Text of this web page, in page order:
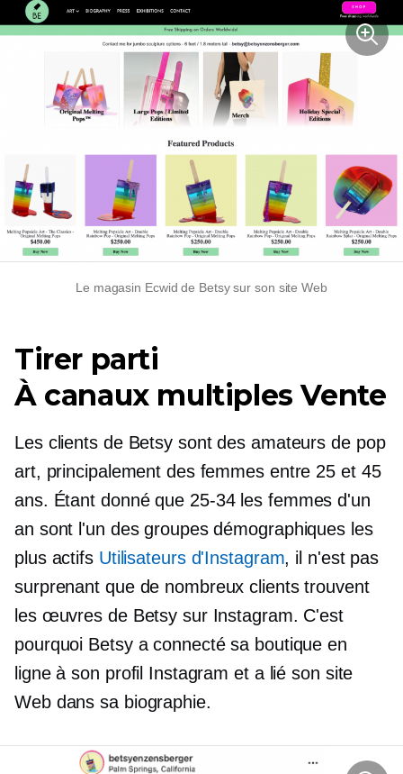
Le magasin Ecwid de Betsy sur son site Web
Tirer parti
À canaux multiples Vente
Les clients de Betsy sont des amateurs de pop
art, principalement des femmes entre 25 et 45
ans. Étant donné que 25-34les femmes d'un
an sont l'un des groupes démographiques les
plus actifs Utilisateurs d'Instagram, il n'est pas
surprenant que de nombreux clients trouvent
les œuvres de Betsy sur Instagram. C'est
pourquoi Betsy a connecté sa boutique en
ligne à son profil Instagram et a lié son site
Web dans sa biographie.